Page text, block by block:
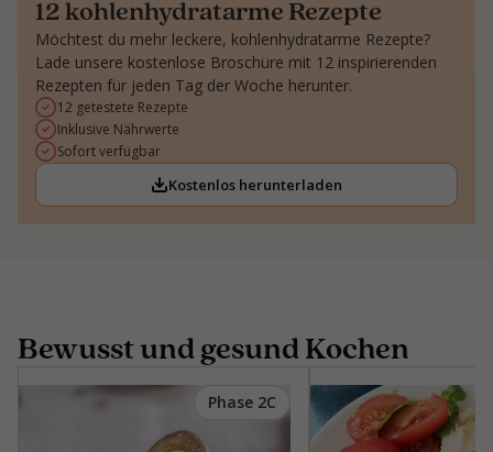
12 kohlenhydratarme Rezepte
Möchtest du mehr leckere, kohlenhydratarme Rezepte?
Lade unsere kostenlose Broschüre mit 12 inspirierenden
Rezepten für jeden Tag der Woche herunter.
12 getestete Rezepte
Inklusive Nährwerte
Sofort verfügbar
Kostenlos herunterladen
Bewusst und gesund Kochen
Phase 2C